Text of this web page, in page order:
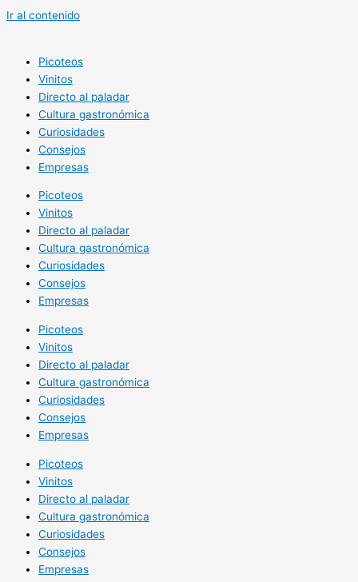
Ir al contenido
Picoteos
Vinitos
Directo al paladar
Cultura gastronómica
Curiosidades
Consejos
Empresas
Picoteos
Vinitos
Directo al paladar
Cultura gastronómica
Curiosidades
Consejos
Empresas
Picoteos
Vinitos
Directo al paladar
Cultura gastronómica
Curiosidades
Consejos
Empresas
Picoteos
Vinitos
Directo al paladar
Cultura gastronómica
Curiosidades
Consejos
Empresas